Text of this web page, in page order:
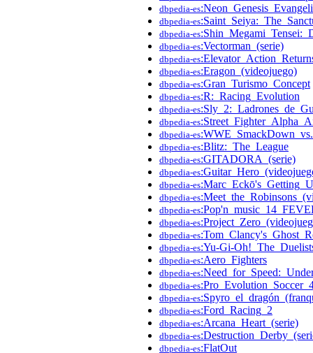
dbpedia-es
dbpedia-es
dbpedia-es
dbpedia-es:Vectorman_(serie)
dbpedia-es
dbpedia-es:Eragon_(videojuego)
dbpedia-es:Gran_Turismo_Concept
dbpedia-es:R:_Racing_Evolution
dbpedia-es
dbpedia-es
dbpedia-es
dbpedia-es:Blitz:_The_League
dbpedia-es:GITADORA_(serie)
dbpedia-es
dbpedia-es
dbpedia-es
dbpedia-es
dbpedia-es
dbpedia-es
dbpedia-es:Yu-Gi-
dbpedia-es:Aero_Fighters
dbpedia-es
dbpedia-es
dbpedia-es
dbpedia-es:Ford_Racing_2
dbpedia-es:Arcana_Heart_(serie)
dbpedia-es
dbpedia-es:FlatOut